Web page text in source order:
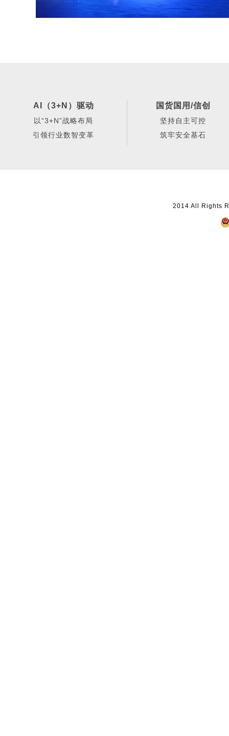
AI（3+N）驱动
以“3+N”战略布局
引领行业数智变革
国货国用/信创
坚持自主可控
筑牢安全基石
2014 All Rights